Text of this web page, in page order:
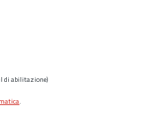
di abilitazione)
.